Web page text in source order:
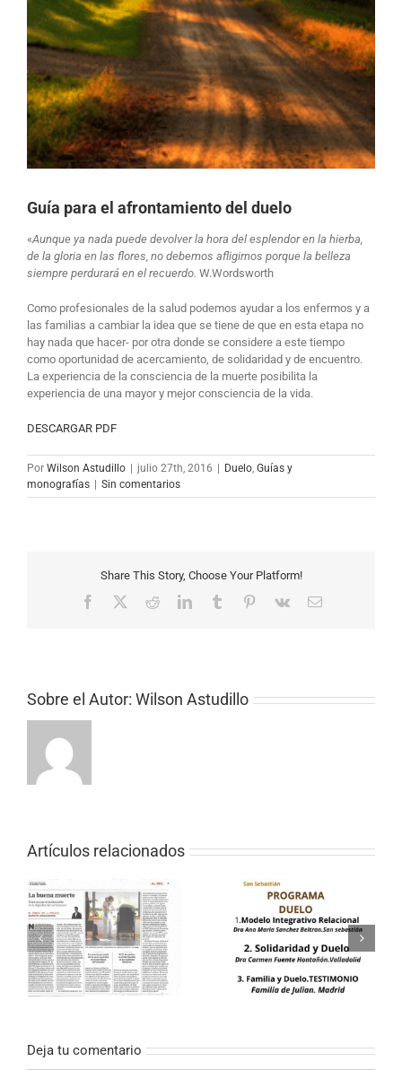
Guía para el afrontamiento del duelo
«Aunque ya nada puede devolver la hora del esplendor en la hierba,
de la gloria en las flores, no debemos afligirnos porque la belleza
siempre perdurará en el recuerdo. W.Wordsworth
Como profesionales de la salud podemos ayudar a los enfermos y a
las familias a cambiar la idea que se tiene de que en esta etapa no
hay nada que hacer- por otra donde se considere a este tiempo
como oportunidad de acercamiento, de solidaridad y de encuentro.
La experiencia de la consciencia de la muerte posibilita la
experiencia de una mayor y mejor consciencia de la vida.
DESCARGAR PDF
Por Wilson Astudillo julio 27th, 2016 Duelo, Guías y
monografías
Sin comentarios
Share This Story, Choose Your Platform!
Facebook RedditLinkedInTumblr Pinterest
Vk
Correo
Sobre el Autor: Wilson Astudillo
Artículos relacionados
XVII Jornada de Apoyo
en el Proceso de Duelo
Deja tu comentario